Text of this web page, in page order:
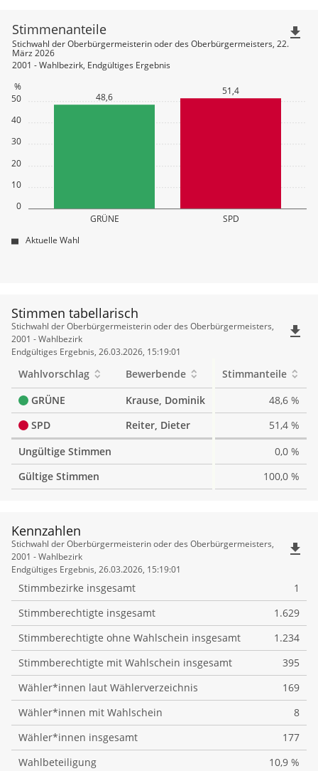
0
10
20
30
40
50
%
GRÜNE SPD
48,6
51,4
Stimmenanteile
Stichwahl der Oberbürgermeisterin oder des Oberbürgermeisters, 22.
März 2026
2001 - Wahlbezirk, Endgültiges Ergebnis
Aktuelle Wahl
file_download
Stimmen tabellarisch
Stimmen
tabellarisch
Stichwahl der Oberbürgermeisterin oder des Oberbürgermeisters,
2001 - Wahlbezirk
Endgültiges Ergebnis, 26.03.2026, 15:19:01
file_download
Wahlvorschlag Bewerbende
Stimmanteile
GRÜNE
Krause, Dominik
48,6 %
SPD
Reiter, Dieter
51,4 %
Ungültige Stimmen
0,0 %
Gültige Stimmen
100,0 %
Kennzahlen
Kennzahlen
Stichwahl der Oberbürgermeisterin oder des Oberbürgermeisters,
2001 - Wahlbezirk
Endgültiges Ergebnis, 26.03.2026, 15:19:01
file_download
Stimmbezirke insgesamt
1
Stimmberechtigte insgesamt
1.629
Stimmberechtigte ohne Wahlschein insgesamt
1.234
Stimmberechtigte mit Wahlschein insgesamt
395
Wähler*innen laut Wählerverzeichnis
169
Wähler*innen mit Wahlschein
8
Wähler*innen insgesamt
177
Wahlbeteiligung
10,9 %